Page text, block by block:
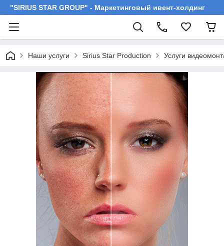
"SIRIUS STAR GROUP" - Маркетинговый ивент-холдинг
Наши услуги Sirius Star Production Услуги